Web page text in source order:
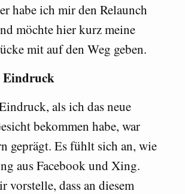
habe ich mir den Relaunch
möchte hier kurz meine
mit auf den Weg geben.
Eindruck
als ich das neue
bekommen habe, war
geprägt. Es fühlt sich an, wie
aus Facebook und Xing.
vorstelle, dass an diesem